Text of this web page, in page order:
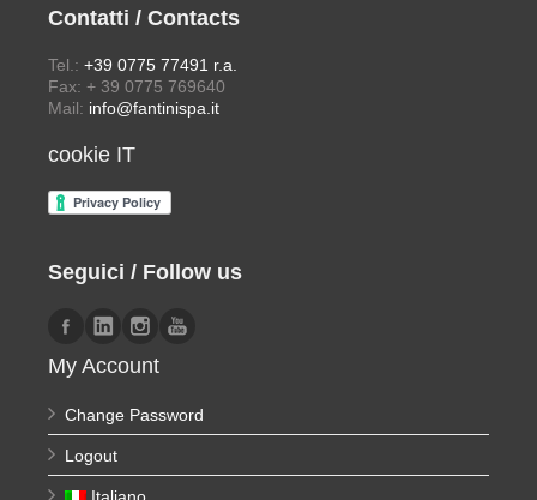
Contatti / Contacts
Tel.: +39 0775 77491 r.a.
Fax: + 39 0775 769640
Mail: info@fantinispa.it
cookie IT
Seguici / Follow us
My Account
Change Password
Logout